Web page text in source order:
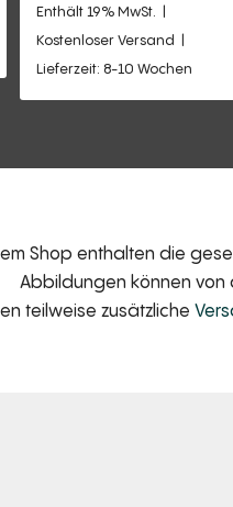
Enthält 19% MwSt.
Kostenloser Versand
Lieferzeit: 8-10 Wochen
Shop enthalten die
Abbildungen können
teilweise zusätzliche